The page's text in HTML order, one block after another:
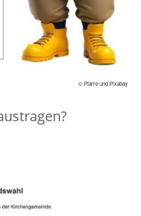
© Pfarre und Pixabay